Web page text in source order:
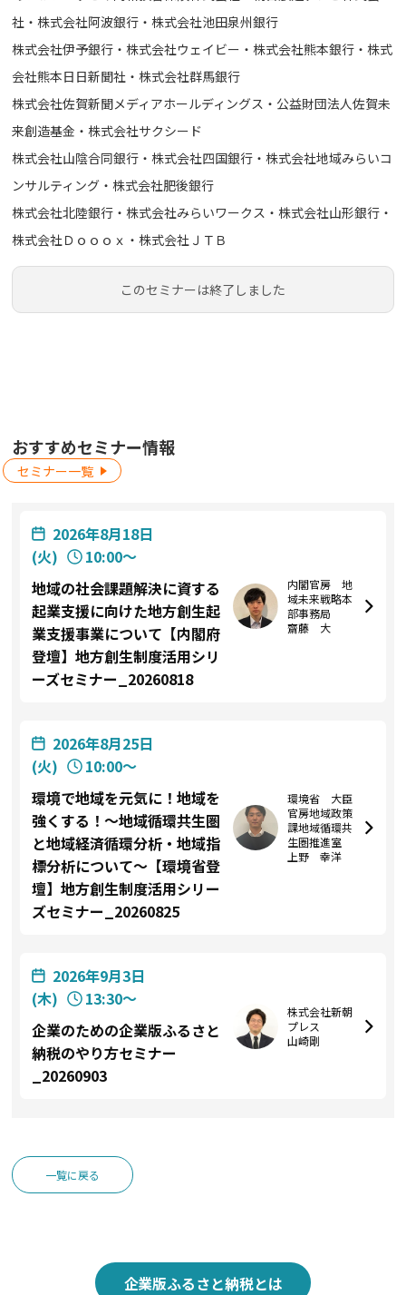
社・株式会社阿波銀行・株式会社池田泉州銀行
株式会社伊予銀行・株式会社ウェイビー・株式会社熊本銀行・株式
会社熊本日日新聞社・株式会社群馬銀行
株式会社佐賀新聞メディアホールディングス・公益財団法人佐賀未
来創造基金・株式会社サクシード
株式会社山陰合同銀行・株式会社四国銀行・株式会社地域みらいコ
ンサルティング・株式会社肥後銀行
株式会社北陸銀行・株式会社みらいワークス・株式会社山形銀行・
株式会社Ｄｏｏｏｘ・株式会社ＪＴＢ
このセミナーは終了しました
おすすめセミナー情報
セミナー一覧
2026年8月18日
(火)
10:00〜
地域の社会課題解決に資する
起業支援に向けた地方創生起
業支援事業について【内閣府
登壇】地方創生制度活用シリ
ーズセミナー_20260818
内閣官房 地
域未来戦略本
部事務局
齋藤 大
2026年8月25日
(火)
10:00〜
環境で地域を元気に！地域を
強くする！～地域循環共生圏
と地域経済循環分析・地域指
標分析について～【環境省登
壇】地方創生制度活用シリー
ズセミナー_20260825
環境省 大臣
官房地域政策
課地域循環共
生圏推進室
上野 幸洋
2026年9月3日
(木)
13:30〜
企業のための企業版ふるさと
納税のやり方セミナー
_20260903
株式会社新朝
プレス
山崎剛
一覧に戻る
企業版ふるさと納税とは